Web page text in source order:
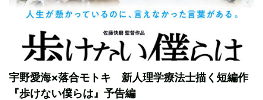
宇野愛海×落合モトキ 新人理学療法士描く短編作
『歩けない僕らは』予告編